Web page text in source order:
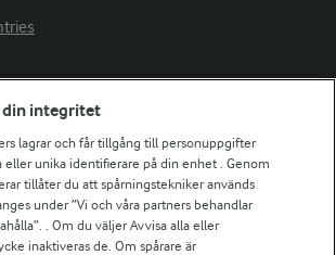
din integritet
lagrar och får tillgång till personuppgifter
eller unika identifierare på din enhet . Genom
tillåter du att spårningstekniker används
under ”Vi och våra partners behandlar
. Om du väljer Avvisa alla eller
inaktiveras de. Om spårare är